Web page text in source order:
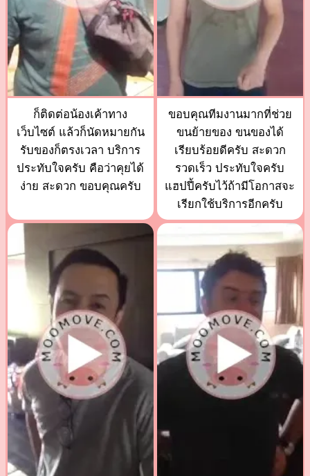
ก็ติดต่อน้องเค้าทาง
เว็บไซต์ แล้วก็นัดหมายกัน
รับของก็ตรงเวลา บริการ
ประทับใจครับ คือว่าคุยได้
ง่าย สะดวก ขอบคุณครับ
ขอบคุณทีมงานมากที่ช่วย
ขนย้ายของ ขนของได้
เรียบร้อยดีครับ สะดวก
รวดเร็ว ประทับใจครับ
แฮปปี้ครับไว้ถ้ามีโอกาสจะ
เรียกใช้บริการอีกครับ